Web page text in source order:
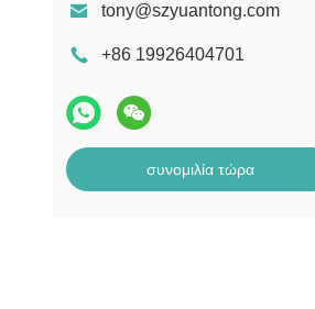
tony@szyuantong.com
+86 19926404701
συνομιλία τώρα